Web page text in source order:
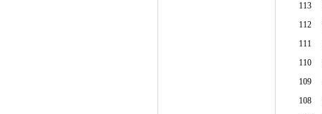
113
112
111
110
109
108